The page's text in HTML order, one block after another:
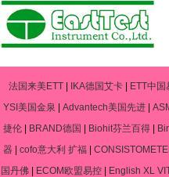
法国来美ETT IKA德国艾卡 ETT中国
YSI美国金泉
Advantech美国先进|
捷伦| BRAND德国 Biohit芬兰百得|
器| cofo意大利 扩福|
国丹佛| ECOM欧盟易控| English XL